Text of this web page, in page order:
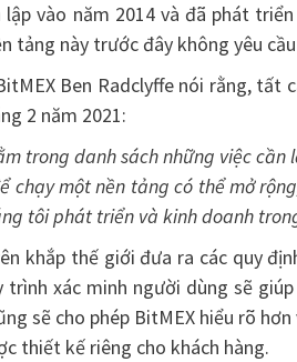
lập vào năm 2014 và đã phát
tảng này trước đây không yêu
Ben Radclyffe nói rằng, tất
2 năm 2021:
trong danh sách những việc
chạy một nền tảng có thể mở
tôi phát triển và kinh doanh
khắp thế giới đưa ra các quy
trình xác minh người dùng sẽ
sẽ cho phép BitMEX hiểu rõ
thiết kế riêng cho khách hàng.